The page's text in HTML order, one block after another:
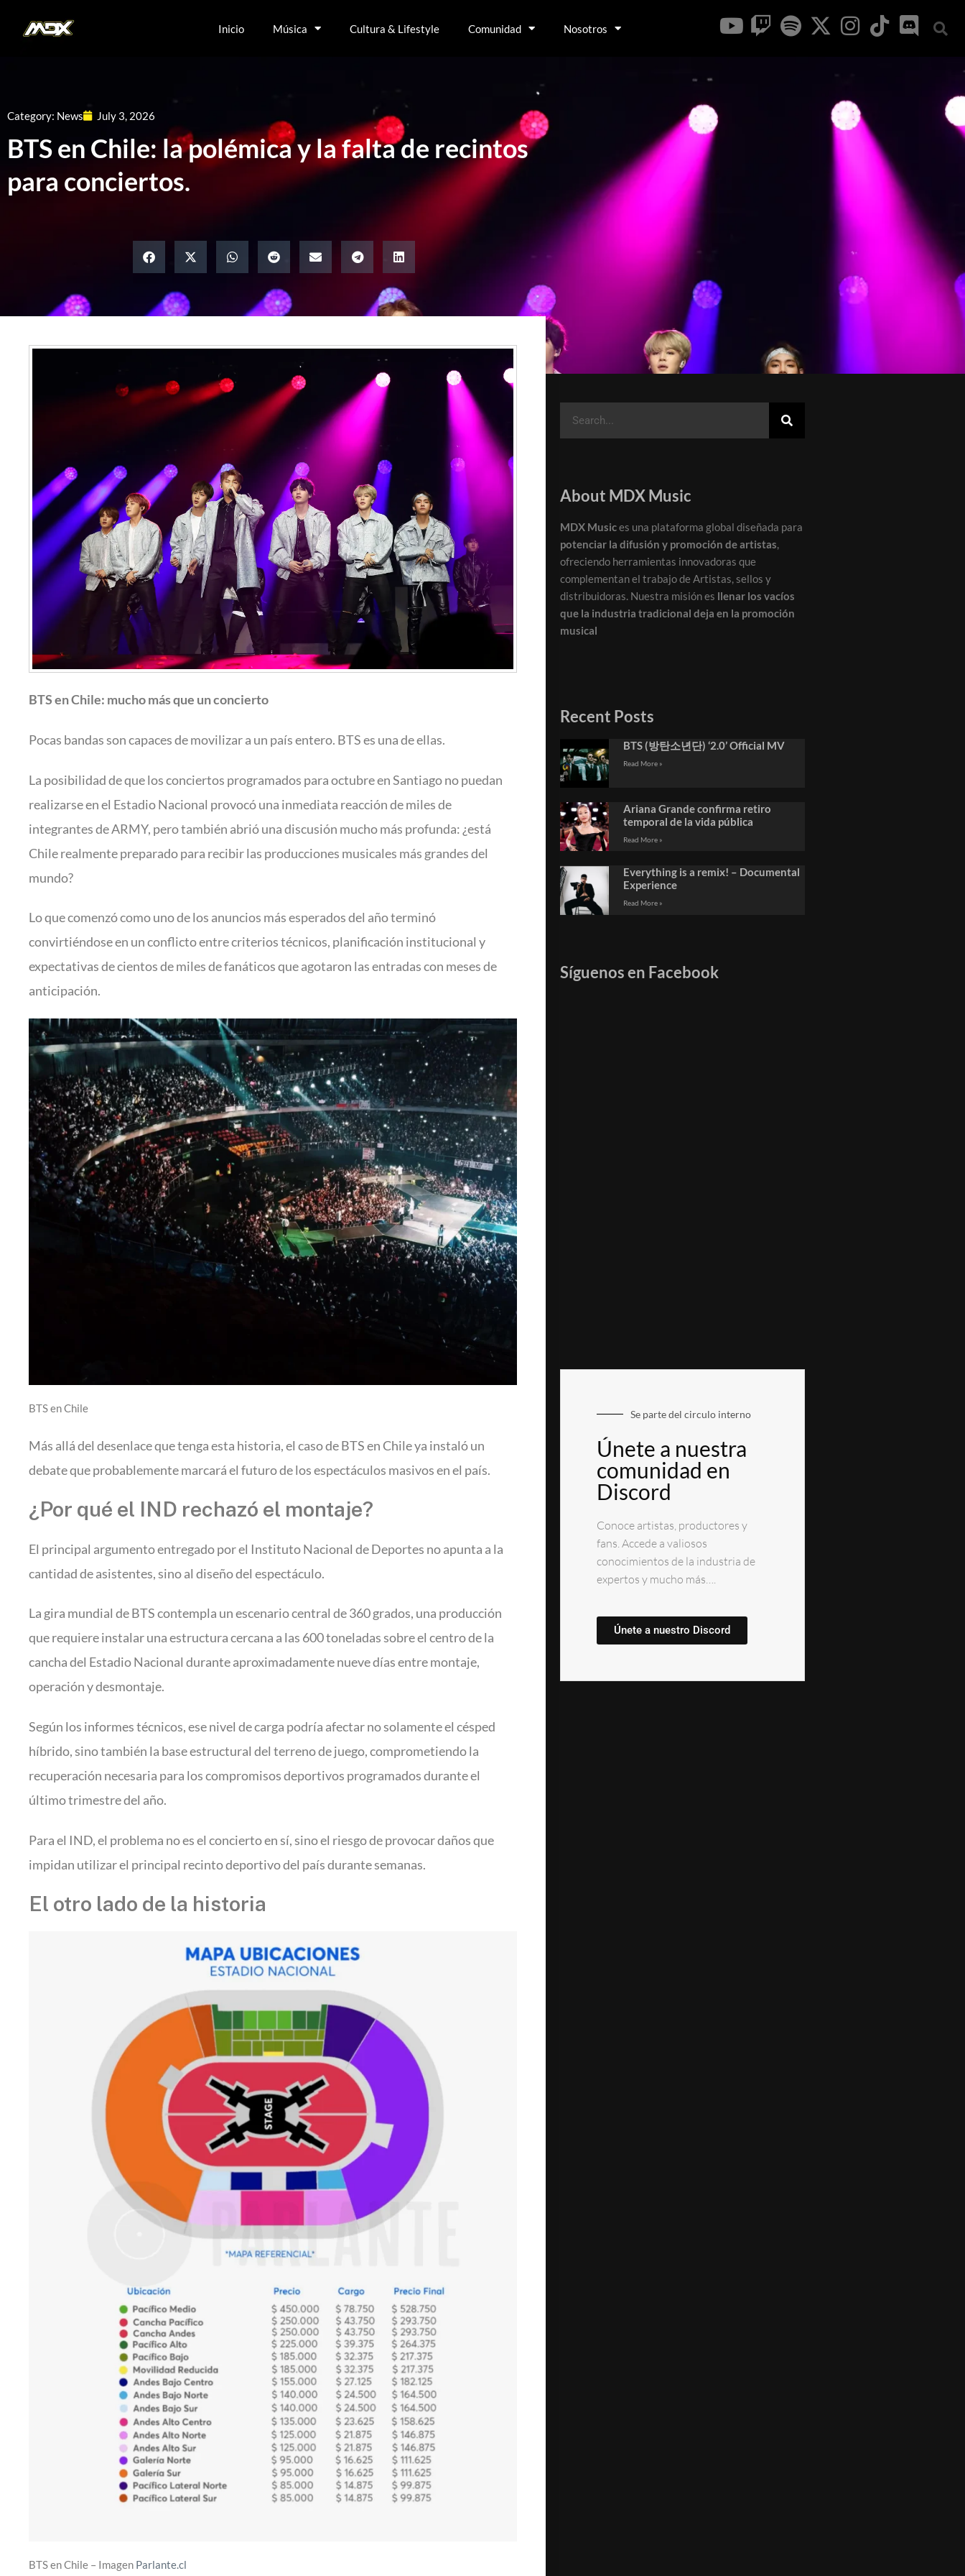
Inicio Música Cultura & Lifestyle Comunidad Nosotros
Category: News July 3, 2026
BTS en Chile: la polémica y la falta de recintos
para conciertos.
BTS en Chile: mucho más que un concierto
Pocas bandas son capaces de movilizar a un país entero. BTS es una de ellas.
La posibilidad de que los conciertos programados para octubre en Santiago no puedan
realizarse en el Estadio Nacional provocó una inmediata reacción de miles de
integrantes de ARMY, pero también abrió una discusión mucho más profunda: ¿está
Chile realmente preparado para recibir las producciones musicales más grandes del
mundo?
Lo que comenzó como uno de los anuncios más esperados del año terminó
convirtiéndose en un conflicto entre criterios técnicos, planificación institucional y
expectativas de cientos de miles de fanáticos que agotaron las entradas con meses de
anticipación.
BTS en Chile
Más allá del desenlace que tenga esta historia, el caso de BTS en Chile ya instaló un
debate que probablemente marcará el futuro de los espectáculos masivos en el país.
¿Por qué el IND rechazó el montaje?
El principal argumento entregado por el Instituto Nacional de Deportes no apunta a la
cantidad de asistentes, sino al diseño del espectáculo.
La gira mundial de BTS contempla un escenario central de 360 grados, una producción
que requiere instalar una estructura cercana a las 600 toneladas sobre el centro de la
cancha del Estadio Nacional durante aproximadamente nueve días entre montaje,
operación y desmontaje.
Según los informes técnicos, ese nivel de carga podría afectar no solamente el césped
híbrido, sino también la base estructural del terreno de juego, comprometiendo la
recuperación necesaria para los compromisos deportivos programados durante el
último trimestre del año.
Para el IND, el problema no es el concierto en sí, sino el riesgo de provocar daños que
impidan utilizar el principal recinto deportivo del país durante semanas.
El otro lado de la historia
BTS en Chile – Imagen Parlante.cl
About MDX Music
MDX Musices una plataforma global diseñada para
potenciar la difusión y promoción de artistas,
ofreciendo herramientas innovadoras que
complementan el trabajo de Artistas, sellos y
distribuidoras. Nuestra misión es llenar los vacíos
que la industria tradicional deja en la promoción
musical
Recent Posts
BTS (방탄소년단) ‘2.0’ Official MV
Read More »
Ariana Grande confirma retiro
temporal de la vida pública
Read More »
Everything is a remix! – Documental
Experience
Read More »
Síguenos en Facebook
Se parte del circulo interno
Únete a nuestra
comunidad en
Discord
Conoce artistas, productores y
fans. Accede a valiosos
conocimientos de la industria de
expertos y mucho más….
Únete a nuestro Discord